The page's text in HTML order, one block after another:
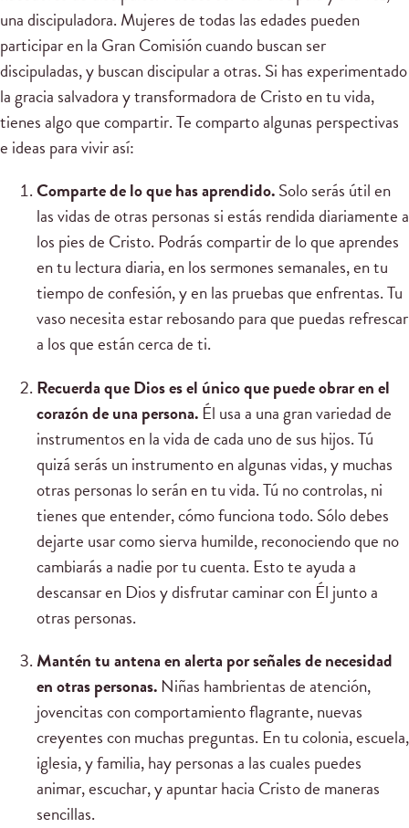
una discipuladora. Mujeres de todas las edades pueden
participar en la Gran Comisión cuando buscan ser
discipuladas, y buscan discipular a otras. Si has experimentado
la gracia salvadora y transformadora de Cristo en tu vida,
tienes algo que compartir. Te comparto algunas perspectivas
e ideas para vivir así:
Comparte de lo que has aprendido.Solo serás útil en
las vidas de otras personas si estás rendida diariamente a
los pies de Cristo. Podrás compartir de lo que aprendes
en tu lectura diaria, en los sermones semanales, en tu
tiempo de confesión, y en las pruebas que enfrentas. Tu
vaso necesita estar rebosando para que puedas refrescar
a los que están cerca de ti.
Recuerda que Dios es el único que puede obrar en el
corazón de una persona. Él usa a una gran variedad de
instrumentos en la vida de cada uno de sus hijos. Tú
quizá serás un instrumento en algunas vidas, y muchas
otras personas lo serán en tu vida. Tú no controlas, ni
tienes que entender, cómo funciona todo. Sólo debes
dejarte usar como sierva humilde, reconociendo que no
cambiarás a nadie por tu cuenta. Esto te ayuda a
descansar en Dios y disfrutar caminar con Él junto a
otras personas.
Mantén tu antena en alerta por señales de necesidad
en otras personas. Niñas hambrientas de atención,
jovencitas con comportamiento flagrante, nuevas
creyentes con muchas preguntas. En tu colonia, escuela,
iglesia, y familia, hay personas a las cuales puedes
animar, escuchar, y apuntar hacia Cristo de maneras
sencillas.